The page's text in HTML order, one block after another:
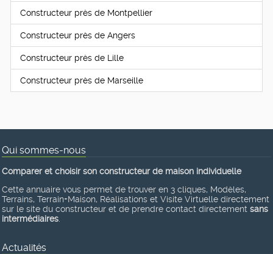
Constructeur près de Montpellier
Constructeur près de Angers
Constructeur près de Lille
Constructeur près de Marseille
Qui sommes-nous
Comparer et choisir son constructeur de maison individuelle
Cette annuaire vous permet de trouver en 3 cliques, Modèles,
Terrains, Terrain+Maison, Réalisations et Visite Virtuelle directement
sur le site du constructeur et de prendre contact directement sans
intermédiaires
Actualités